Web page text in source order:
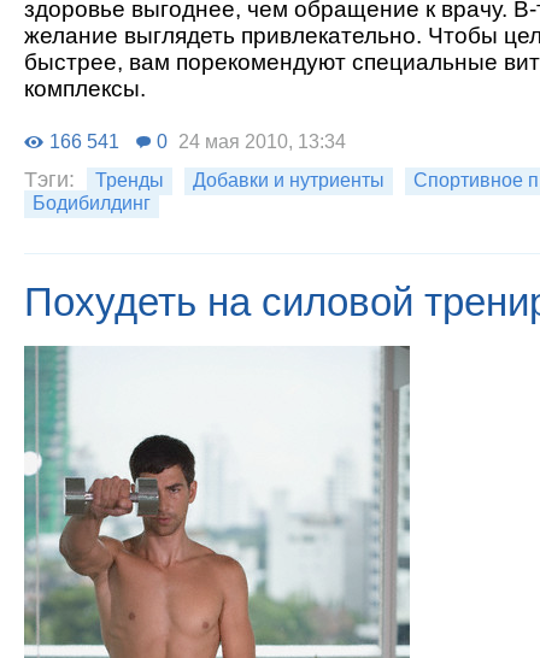
здоровье выгоднее, чем обращение к врачу. В-
желание выглядеть привлекательно. Чтобы
быстрее, вам порекомендуют специальные
комплексы.
166 541 0 24 мая 2010, 13:34
Тэги: Тренды Добавки и нутриенты
Спортивное
Бодибилдинг
Похудеть на силовой